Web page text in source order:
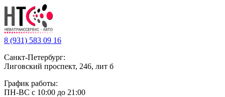
8 (931) 583 09 16
Санкт-Петербург:
Лиговский проспект, 246, лит б
График работы:
ПН-ВС с 10:00 до 21:00